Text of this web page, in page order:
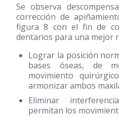
Se observa
corrección de
figura 8 con el fin de
dentarios para una mejor
Lograr la posición
bases óseas, de
movimiento
armonizar ambos
Eliminar
permitan los